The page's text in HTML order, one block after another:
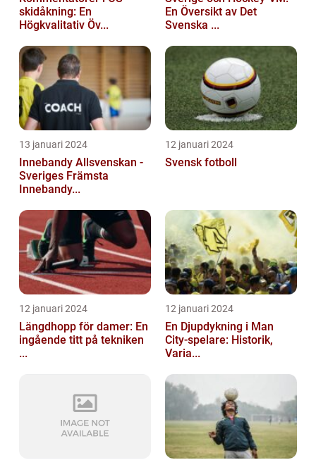
skidåkning: En
Högkvalitativ Öv...
En Översikt av Det
Svenska ...
13 januari 2024
Innebandy Allsvenskan -
Sveriges Främsta
Innebandy...
12 januari 2024
Svensk fotboll
12 januari 2024
Längdhopp för damer: En
ingående titt på tekniken
...
12 januari 2024
En Djupdykning i Man
City-spelare: Historik,
Varia...